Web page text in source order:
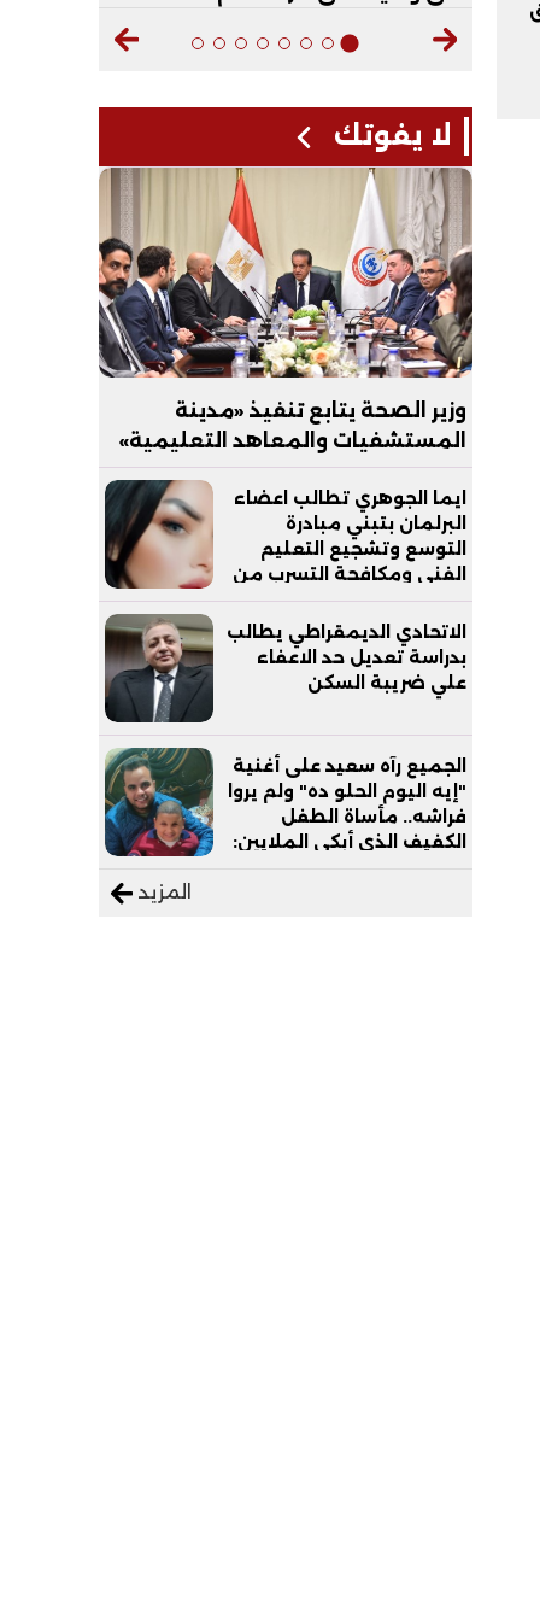
لا يفوتك
وزير الصحة يتابع تنفيذ «مدينة
المستشفيات والمعاهد التعليمية»
بالعاصمة الجديدة
ايما الجوهري تطالب اعضاء
البرلمان بتبني مبادرة
التوسع وتشجيع التعليم
الفني ومكافحة التسرب من
التعليم
الاتحادي الديمقراطي يطالب
بدراسة تعديل حد الاعفاء
علي ضريبة السكن
الجميع رآه سعيد على أغنية
"إيه اليوم الحلو ده" ولم يروا
فراشه.. مأساة الطفل
الكفيف الذي أبكى الملايين:
المزيد